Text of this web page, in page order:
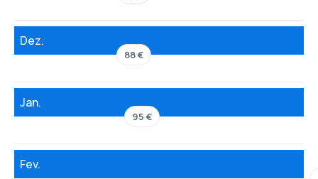
Dez.
88 €
Jan.
95 €
Fev.